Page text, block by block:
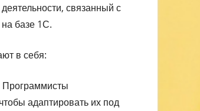
связанный с
базе 1С.
в себя:
Программисты
адаптировать их под